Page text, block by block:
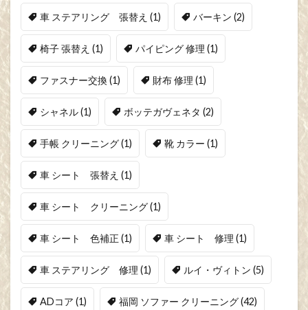
車 ステアリング 張替え (1) バーキン (2)
椅子 張替え (1) パイピング 修理 (1)
ファスナー交換(1) 財布 修理 (1)
シャネル(1) ボッテガヴェネタ (2)
手帳 クリーニング(1) 靴 カラー (1)
車 シート 張替え (1)
車 シート クリーニング(1)
車 シート 色補正 (1) 車 シート 修理 (1)
車 ステアリング 修理 (1) ルイ・ヴィトン (5)
ADコア (1) 福岡 ソファー クリーニング(42)